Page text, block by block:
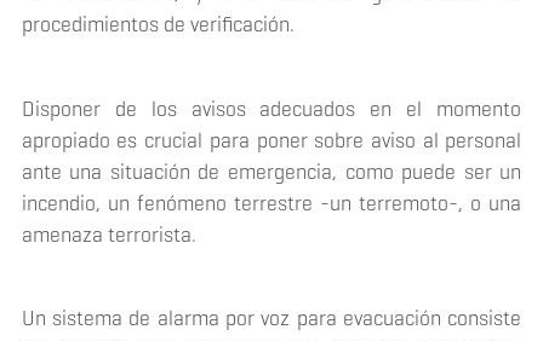
procedimientos de verificación.
Disponer de los avisos adecuados en el momento
apropiado es crucial para poner sobre aviso al personal
ante una situación de emergencia, como puede ser un
incendio, un fenómeno terrestre -un terremoto-, o una
amenaza terrorista.
Un sistema de alarma por voz para evacuación consiste